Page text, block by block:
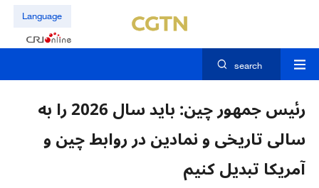
Language
search
رئیس جمهور چین: باید سال 2026 را به
سالی تاریخی و نمادین در روابط چین و
آمریکا تبدیل کنیم